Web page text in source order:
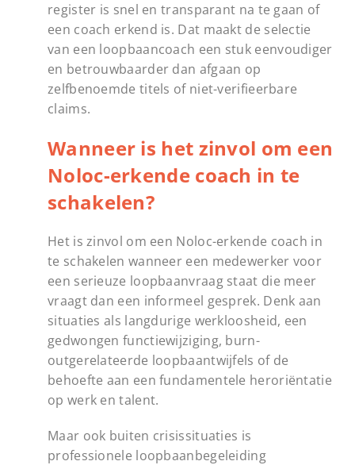
register is snel en transparant na te gaan of
een coach erkend is. Dat maakt de selectie
van een loopbaancoach een stuk eenvoudiger
en betrouwbaarder dan afgaan op
zelfbenoemde titels of niet-verifieerbare
claims.
Wanneer is het zinvol om een
Noloc-erkende coach in te
schakelen?
Het is zinvol om een Noloc-erkende coach in
te schakelen wanneer een medewerker voor
een serieuze loopbaanvraag staat die meer
vraagt dan een informeel gesprek. Denk aan
situaties als langdurige werkloosheid, een
gedwongen functiewijziging, burn-
outgerelateerde loopbaantwijfels of de
behoefte aan een fundamentele heroriëntatie
op werk en talent.
Maar ook buiten crisissituaties is
professionele loopbaanbegeleiding